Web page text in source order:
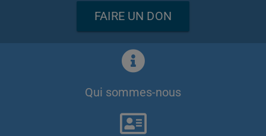
FAIRE UN DON
Qui sommes-nous